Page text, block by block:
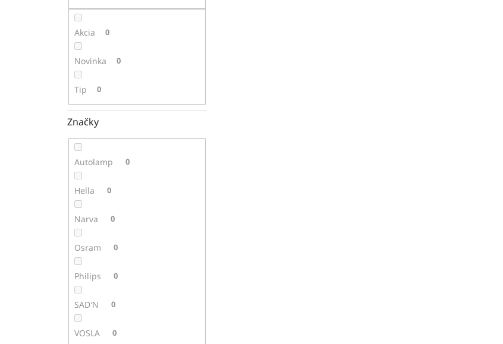
Akcia 0
Novinka 0
Tip 0
Značky
Autolamp 0
Hella 0
Narva 0
Osram 0
Philips 0
SAD'N 0
VOSLA 0